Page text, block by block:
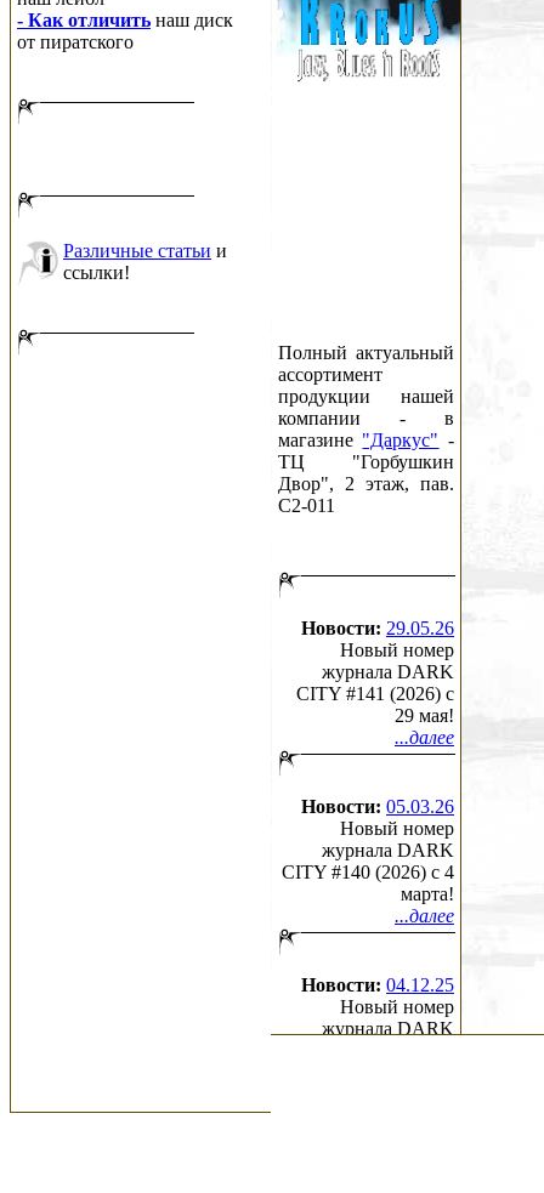
- Как отличить наш диск
от пиратского
Различные статьи и
ссылки!
Полный актуальный
ассортимент
продукции нашей
компании - в
магазине "Даркус" -
ТЦ "Горбушкин
Двор", 2 этаж, пав.
C2-011
Новости: 29.05.26
Новый номер
журнала DARK
CITY #141 (2026) c
29 мая!
...далее
Новости: 05.03.26
Новый номер
журнала DARK
CITY #140 (2026) c 4
марта!
...далее
Новости: 04.12.25
Новый номер
журнала DARK